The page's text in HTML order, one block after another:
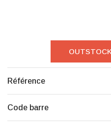
OUTSTOCK
Référence
Code barre